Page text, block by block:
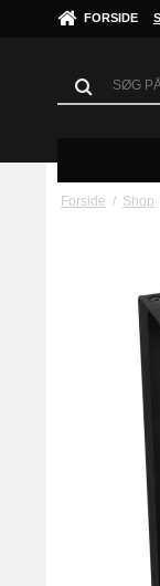
FORSIDE
Forside / Shop